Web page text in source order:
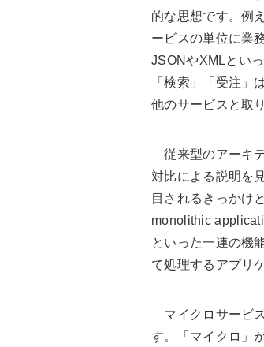
的な思想です。例
ービスの単位に業
JSONやXMLとい
「検索」「受注」
他のサービスと取
従来型のアーキ
対比による説明を
目されるきっかけ
monolithic
といった一連の機
て処理するアプリ
マイクロサービ
す。「マイクロ」